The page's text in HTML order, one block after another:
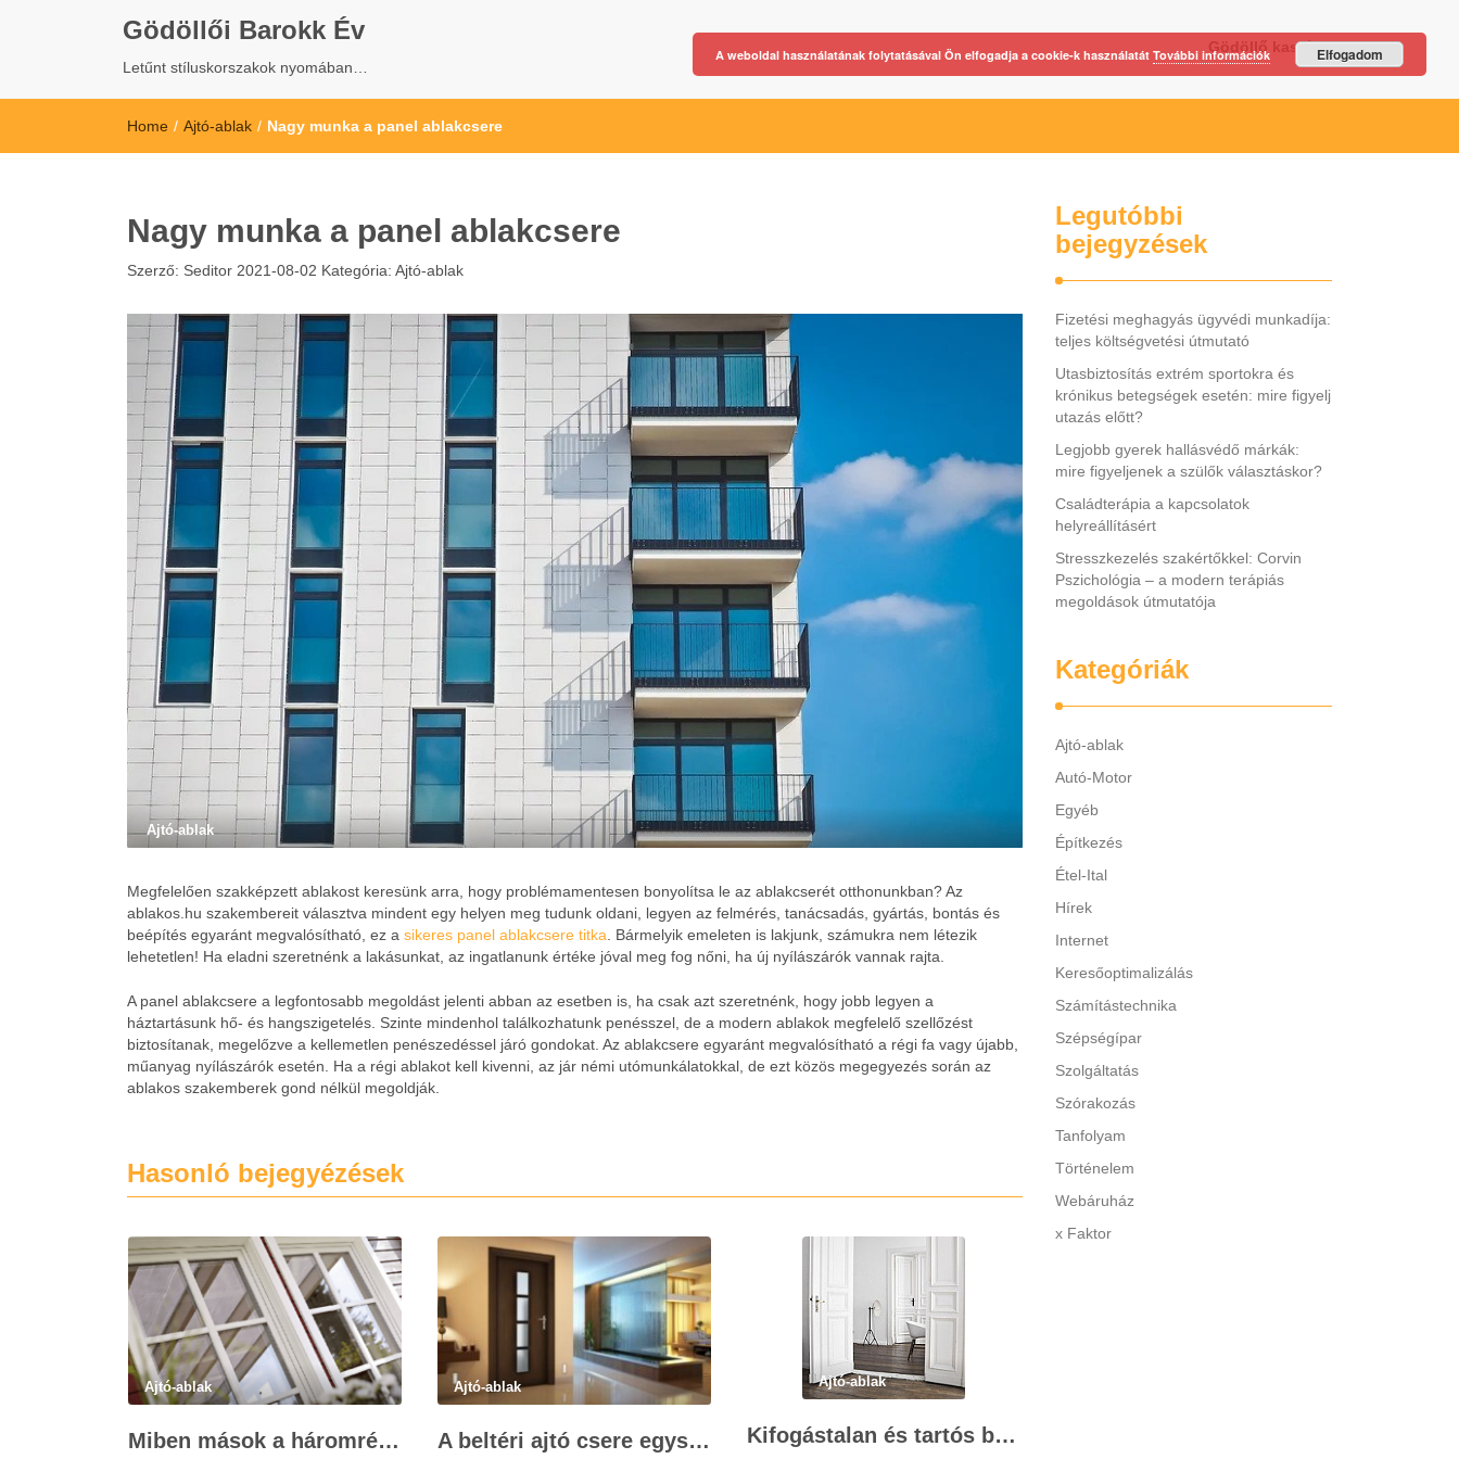
Gödöllői Barokk Év
Letűnt stíluskorszakok nyomában…
Gödöllő kastély
Home / Ajtó-ablak / Nagy munka a panel ablakcsere
Nagy munka a panel ablakcsere
Szerző: Seditor 2021-08-02 Kategória: Ajtó-ablak
Ajtó-ablak
Megfelelően szakképzett ablakost keresünk arra, hogy problémamentesen bonyolítsa le az ablakcserét otthonunkban? Az
ablakos.hu szakembereit választva mindent egy helyen meg tudunk oldani, legyen az felmérés, tanácsadás, gyártás, bontás és
beépítés egyaránt megvalósítható, ez a sikeres panel ablakcsere titka . Bármelyik emeleten is lakjunk, számukra nem létezik
lehetetlen! Ha eladni szeretnénk a lakásunkat, az ingatlanunk értéke jóval meg fog nőni, ha új nyílászárók vannak rajta.
A panel ablakcsere a legfontosabb megoldást jelenti abban az esetben is, ha csak azt szeretnénk, hogy jobb legyen a
háztartásunk hő- és hangszigetelés. Szinte mindenhol találkozhatunk penésszel, de a modern ablakok megfelelő szellőzést
biztosítanak, megelőzve a kellemetlen penészedéssel járó gondokat. Az ablakcsere egyaránt megvalósítható a régi fa vagy újabb,
műanyag nyílászárók esetén. Ha a régi ablakot kell kivenni, az jár némi utómunkálatokkal, de ezt közös megegyezés során az
ablakos szakemberek gond nélkül megoldják.
Hasonló bejegyézések
Ajtó-ablak
Miben mások a háromrétegű ablakok?
Ajtó-ablak
A beltéri ajtó csere egyszerűen kivitelezhető
Ajtó-ablak
Kifogástalan és tartós beltéri ajtó Debrecenben
Legutóbbi
bejegyzések
Fizetési meghagyás ügyvédi munkadíja:
teljes költségvetési útmutató
Utasbiztosítás extrém sportokra és
krónikus betegségek esetén: mire figyelj
utazás előtt?
Legjobb gyerek hallásvédő márkák:
mire figyeljenek a szülők választáskor?
Családterápia a kapcsolatok
helyreállításért
Stresszkezelés szakértőkkel: Corvin
Pszichológia – a modern terápiás
megoldások útmutatója
Kategóriák
Ajtó-ablak
Autó-Motor
Egyéb
Építkezés
Étel-Ital
Hírek
Internet
Keresőoptimalizálás
Számítástechnika
Szépségípar
Szolgáltatás
Szórakozás
Tanfolyam
Történelem
Webáruház
x Faktor
A weboldal használatának folytatásával Ön elfogadja a cookie-k használatát További információk Elfogadom